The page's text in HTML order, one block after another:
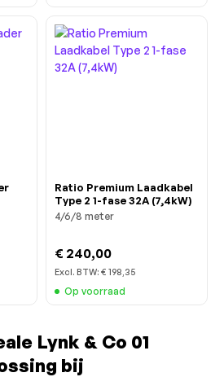
Ratio Premium Laadkabel
Type 2 1-fase 32A (7,4kW)
4/6/8 meter
€ 240,00
Excl. BTW: € 198,35
Op voorraad
Lynk & Co 01
bij